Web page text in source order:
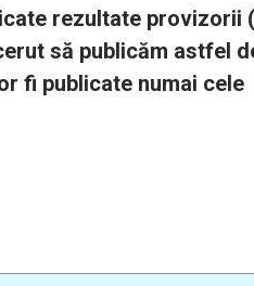
rezultate provizorii
să publicăm astfel
fi publicate numai cele